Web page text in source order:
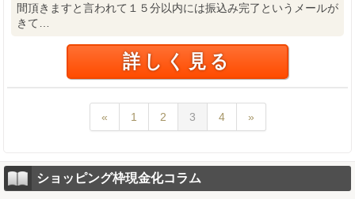
間頂きますと言われて１５分以内には振込み完了というメールが
きて…
詳しく見る
« 1 2 3 4 »
ショッピング枠現金化コラム